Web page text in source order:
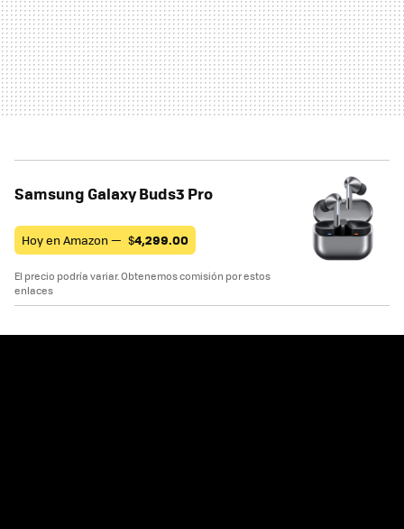
Samsung Galaxy Buds3 Pro
Hoy en Amazon — $4,299.00
El precio podría variar. Obtenemos comisión por estos
enlaces